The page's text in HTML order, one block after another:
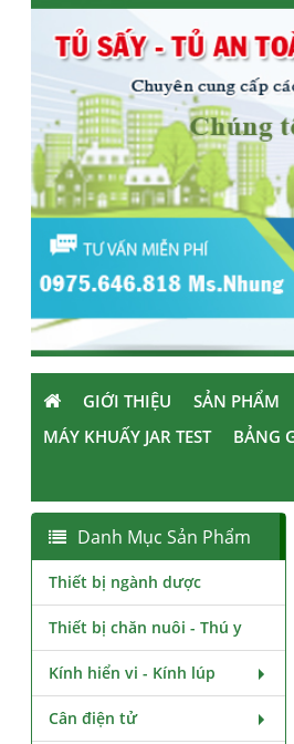
GIỚI THIỆU SẢN PHẨM
MÁY KHUẤY JAR TEST
BẢNG
Danh Mục Sản Phẩm
Thiết bị ngành dược
Thiết bị chăn nuôi - Thú y
Kính hiển vi - Kính lúp
Cân điện tử